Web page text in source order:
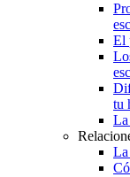
El
tu
La